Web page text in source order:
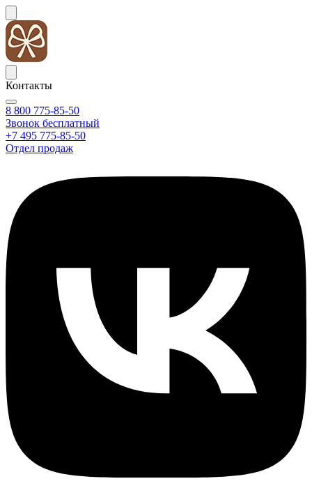
Контакты
8 800 775-85-50
Звонок бесплатный
+7 495 775-85-50
Отдел продаж